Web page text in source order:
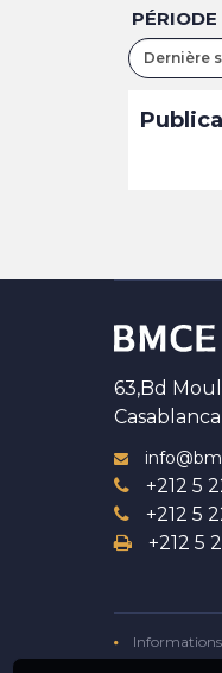
PÉRIODE
Dernière
63,Bd
+212 5
+212 5
+212 5
Informations